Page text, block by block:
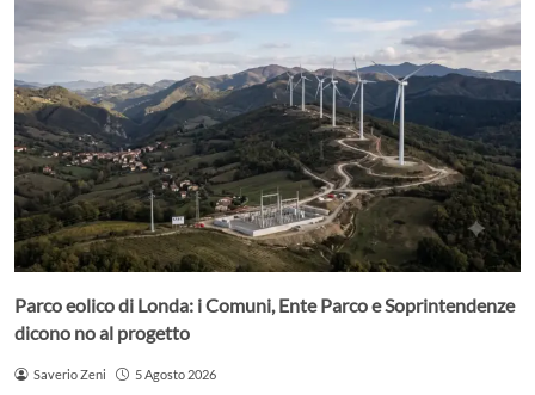
Parco eolico di Londa: i Comuni, Ente Parco e Soprintendenze
dicono no al progetto
Saverio Zeni 5 Agosto 2026